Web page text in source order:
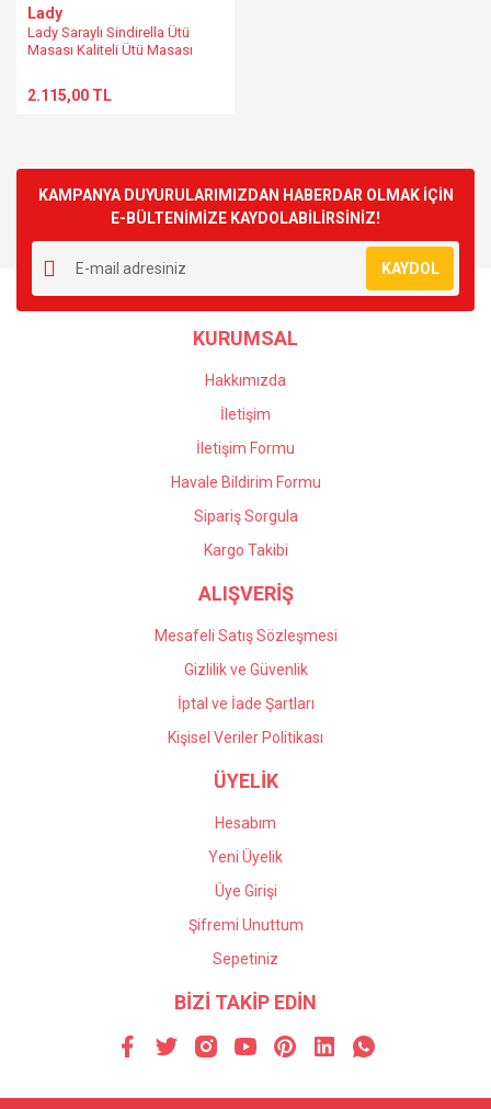
Lady
Lady Saraylı Sindirella Ütü
Masası Kaliteli Ütü Masası
2.115,00 TL
KAMPANYA DUYURULARIMIZDAN HABERDAR OLMAK İÇİN
E-BÜLTENİMİZE KAYDOLABİLİRSİNİZ!
KAYDOL
KURUMSAL
Hakkımızda
İletişim
İletişim Formu
Havale Bildirim Formu
Sipariş Sorgula
Kargo Takibi
ALIŞVERİŞ
Mesafeli Satış Sözleşmesi
Gizlilik ve Güvenlik
İptal ve İade Şartları
Kişisel Veriler Politikası
ÜYELİK
Hesabım
Yeni Üyelik
Üye Girişi
Şifremi Unuttum
Sepetiniz
BİZİ TAKİP EDİN